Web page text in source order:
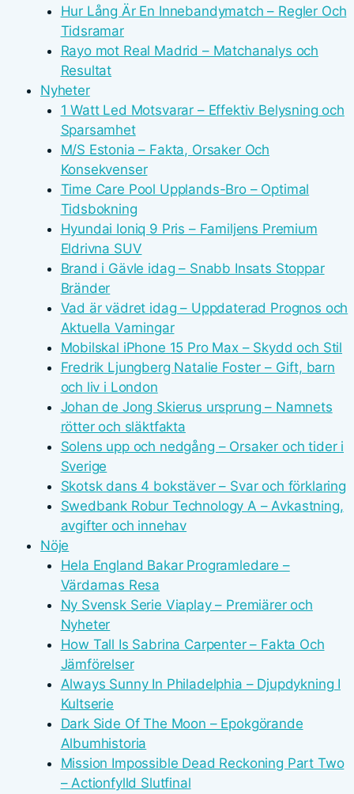
Hur Lång Är En Innebandymatch – Regler Och
Tidsramar
Rayo mot Real Madrid – Matchanalys och
Resultat
Nyheter
1 Watt Led Motsvarar – Effektiv Belysning och
Sparsamhet
M/S Estonia – Fakta, Orsaker Och
Konsekvenser
Time Care Pool Upplands-Bro – Optimal
Tidsbokning
Hyundai Ioniq 9 Pris – Familjens Premium
Eldrivna SUV
Brand i Gävle idag – Snabb Insats Stoppar
Bränder
Vad är vädret idag – Uppdaterad Prognos och
Aktuella Varningar
Mobilskal iPhone 15 Pro Max – Skydd och Stil
Fredrik Ljungberg Natalie Foster – Gift, barn
och liv i London
Johan de Jong Skierus ursprung – Namnets
rötter och släktfakta
Solens upp och nedgång – Orsaker och tider i
Sverige
Skotsk dans 4 bokstäver – Svar och förklaring
Swedbank Robur Technology A – Avkastning,
avgifter och innehav
Nöje
Hela England Bakar Programledare –
Värdarnas Resa
Ny Svensk Serie Viaplay – Premiärer och
Nyheter
How Tall Is Sabrina Carpenter – Fakta Och
Jämförelser
Always Sunny In Philadelphia – Djupdykning I
Kultserie
Dark Side Of The Moon – Epokgörande
Albumhistoria
Mission Impossible Dead Reckoning Part Two
– Actionfylld Slutfinal